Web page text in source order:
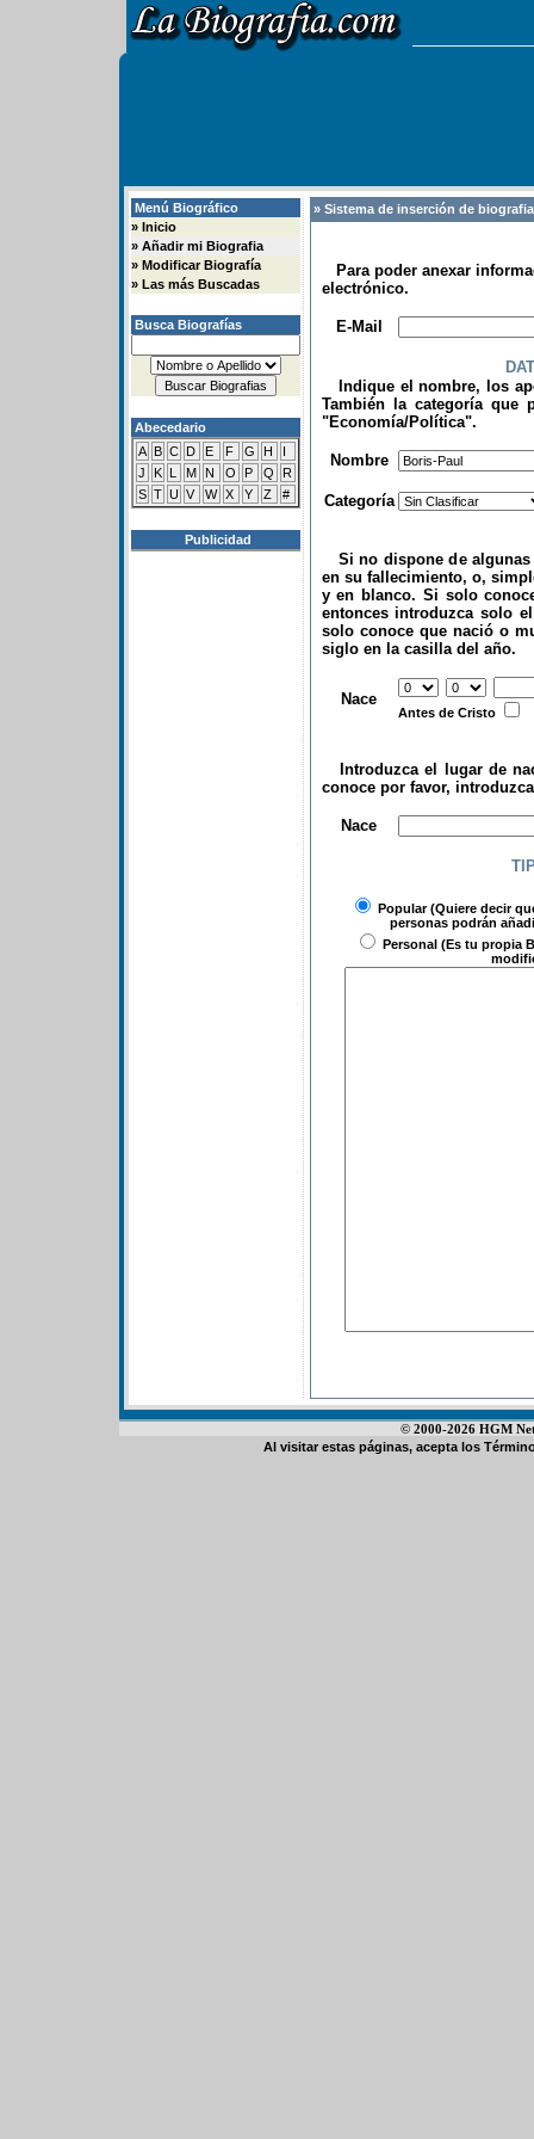
Menú Biográfico
» Inicio
» Añadir mi Biografia
» Modificar Biografía
» Las más Buscadas
Busca Biografías
Abecedario
A B C D E F G H
I
J
K L M N O P Q
R
S T U V W X Y Z #
Publicidad
» Sistema de inserción de
Para poder anexar
electrónico.
E-Mail
Indique el nombre, los
También la categoría que
"Economía/Política".
Nombre
Categoría
Si no dispone de algunas
en su fallecimiento, o,
y en blanco. Si solo
entonces introduzca solo
solo conoce que nació o
siglo en la casilla del año.
Nace
Antes de Cristo
Introduzca el lugar de
conoce por favor,
Nace
Popular(Quiere decir
personas podrán
Personal (Es tu propia
© 2000-2026 HGM
Al visitar estas páginas, acepta los